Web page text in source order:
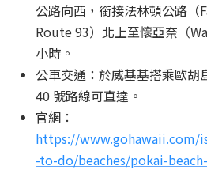
公路向西，銜接法林頓公路
Route 93）北上至懷亞奈（
小時。
公車交通：於威基基搭乘歐胡
40 號路線可直達。
官網：
https://www.gohawaii.com/
-to-do/beaches/pokai-